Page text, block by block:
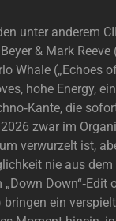
unter anderem
& Mark Reeve
Whale („Echoes
hohe Energy,
die
zwar im
verwurzelt ist,
nie aus
Down“‑Edit
bringen ein